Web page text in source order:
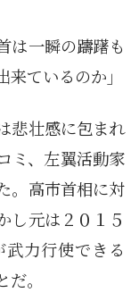
は一瞬の躊躇も
ているのか」
悲壮感に包まれ
ミ、左翼活動家
。高市首相に対
し元は２０１５
力行使できる
。